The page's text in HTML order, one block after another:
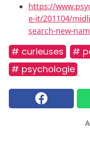
https://
e-it/201104/
search-new-
# curieuses
#
# psychologie